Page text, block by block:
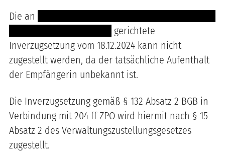
Die an
gerichtete
Inverzugsetzung vom 18.12.2024 kann nicht
zugestellt werden, da der tatsächliche Aufenthalt
der Empfängerin unbekannt ist.
Die Inverzugsetzung gemäß § 132 Absatz 2 BGB in
Verbindung mit 204 ff ZPO wird hiermit nach § 15
Absatz 2 des Verwaltungszustellungsgesetzes
zugestellt.